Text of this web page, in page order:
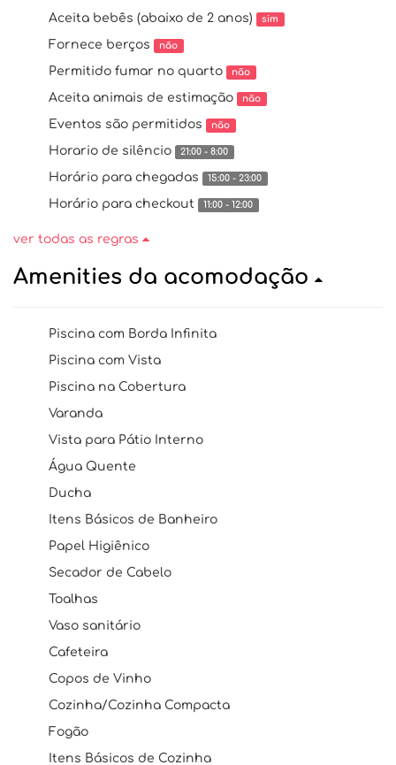
Aceita bebês (abaixo de 2 anos) sim
Fornece berços não
Permitido fumar no quarto não
Aceita animais de estimação não
Eventos são permitidos não
Horario de silêncio 21:00 - 8:00
Horário para chegadas 15:00 - 23:00
Horário para checkout 11:00 - 12:00
ver todas as regras
Amenities da acomodação
Piscina com Borda Infinita
Piscina com Vista
Piscina na Cobertura
Varanda
Vista para Pátio Interno
Água Quente
Ducha
Itens Básicos de Banheiro
Papel Higiênico
Secador de Cabelo
Toalhas
Vaso sanitário
Cafeteira
Copos de Vinho
Cozinha/Cozinha Compacta
Fogão
Itens Básicos de Cozinha